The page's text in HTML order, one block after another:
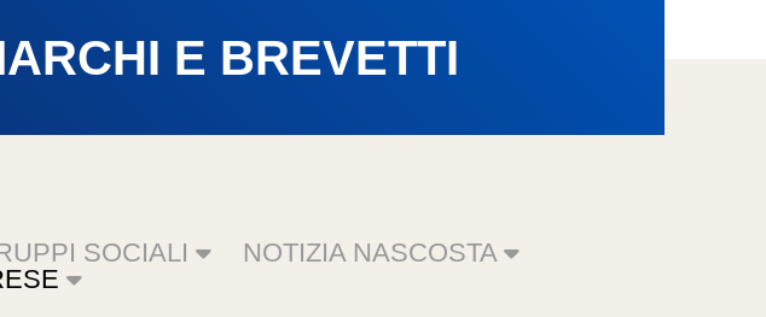
E BREVETTI
SOCIALI
NOTIZIA NASCOSTA